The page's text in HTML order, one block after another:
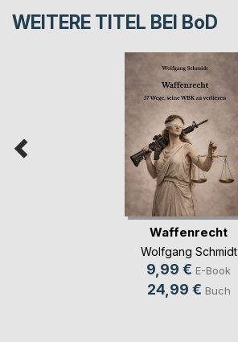
WEITERE TITEL BEI BoD
Waffenrecht
Wolfgang Schmidt
9,99 € E-Book
24,99 € Buch